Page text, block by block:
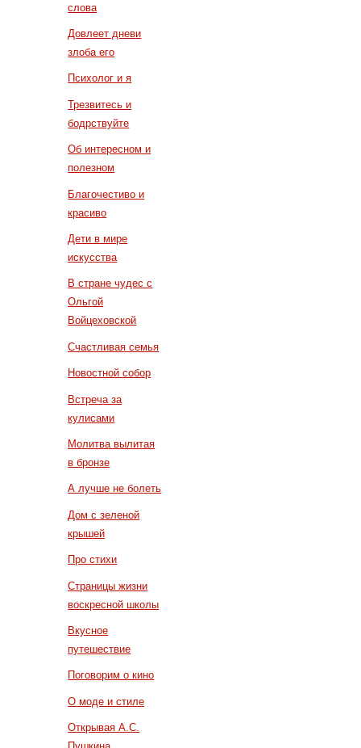
слова
Довлеет дневи
злоба его
Психолог и я
Трезвитесь и
бодрствуйте
Об интересном и
полезном
Благочестиво и
красиво
Дети в мире
искусства
В стране чудес с
Ольгой
Войцеховской
Счастливая семья
Новостной собор
Встреча за
кулисами
Молитва вылитая
в бронзе
А лучше не болеть
Дом с зеленой
крышей
Про стихи
Страницы жизни
воскресной школы
Вкусное
путешествие
Поговорим о кино
О моде и стиле
Открывая А.С.